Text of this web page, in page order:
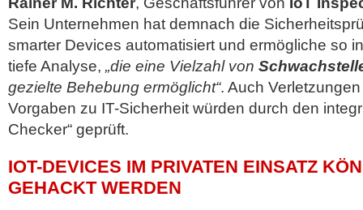
Sein Unternehmen hat demnach die
smarter Devices automatisiert und ermögliche so
tiefe Analyse, „die eine Vielzahl von
gezielte Behebung ermöglicht“. Auch
Vorgaben zu IT-Sicherheit würden durch den
Checker“ geprüft.
IOT-DEVICES IM PRIVATEN EINSATZ
GEHACKT WERDEN